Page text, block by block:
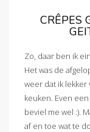
CRÊPES
Zo, daar ben ik
Het was de
weer dat ik
keuken. Even
beviel me wel :).
af en toe wat te